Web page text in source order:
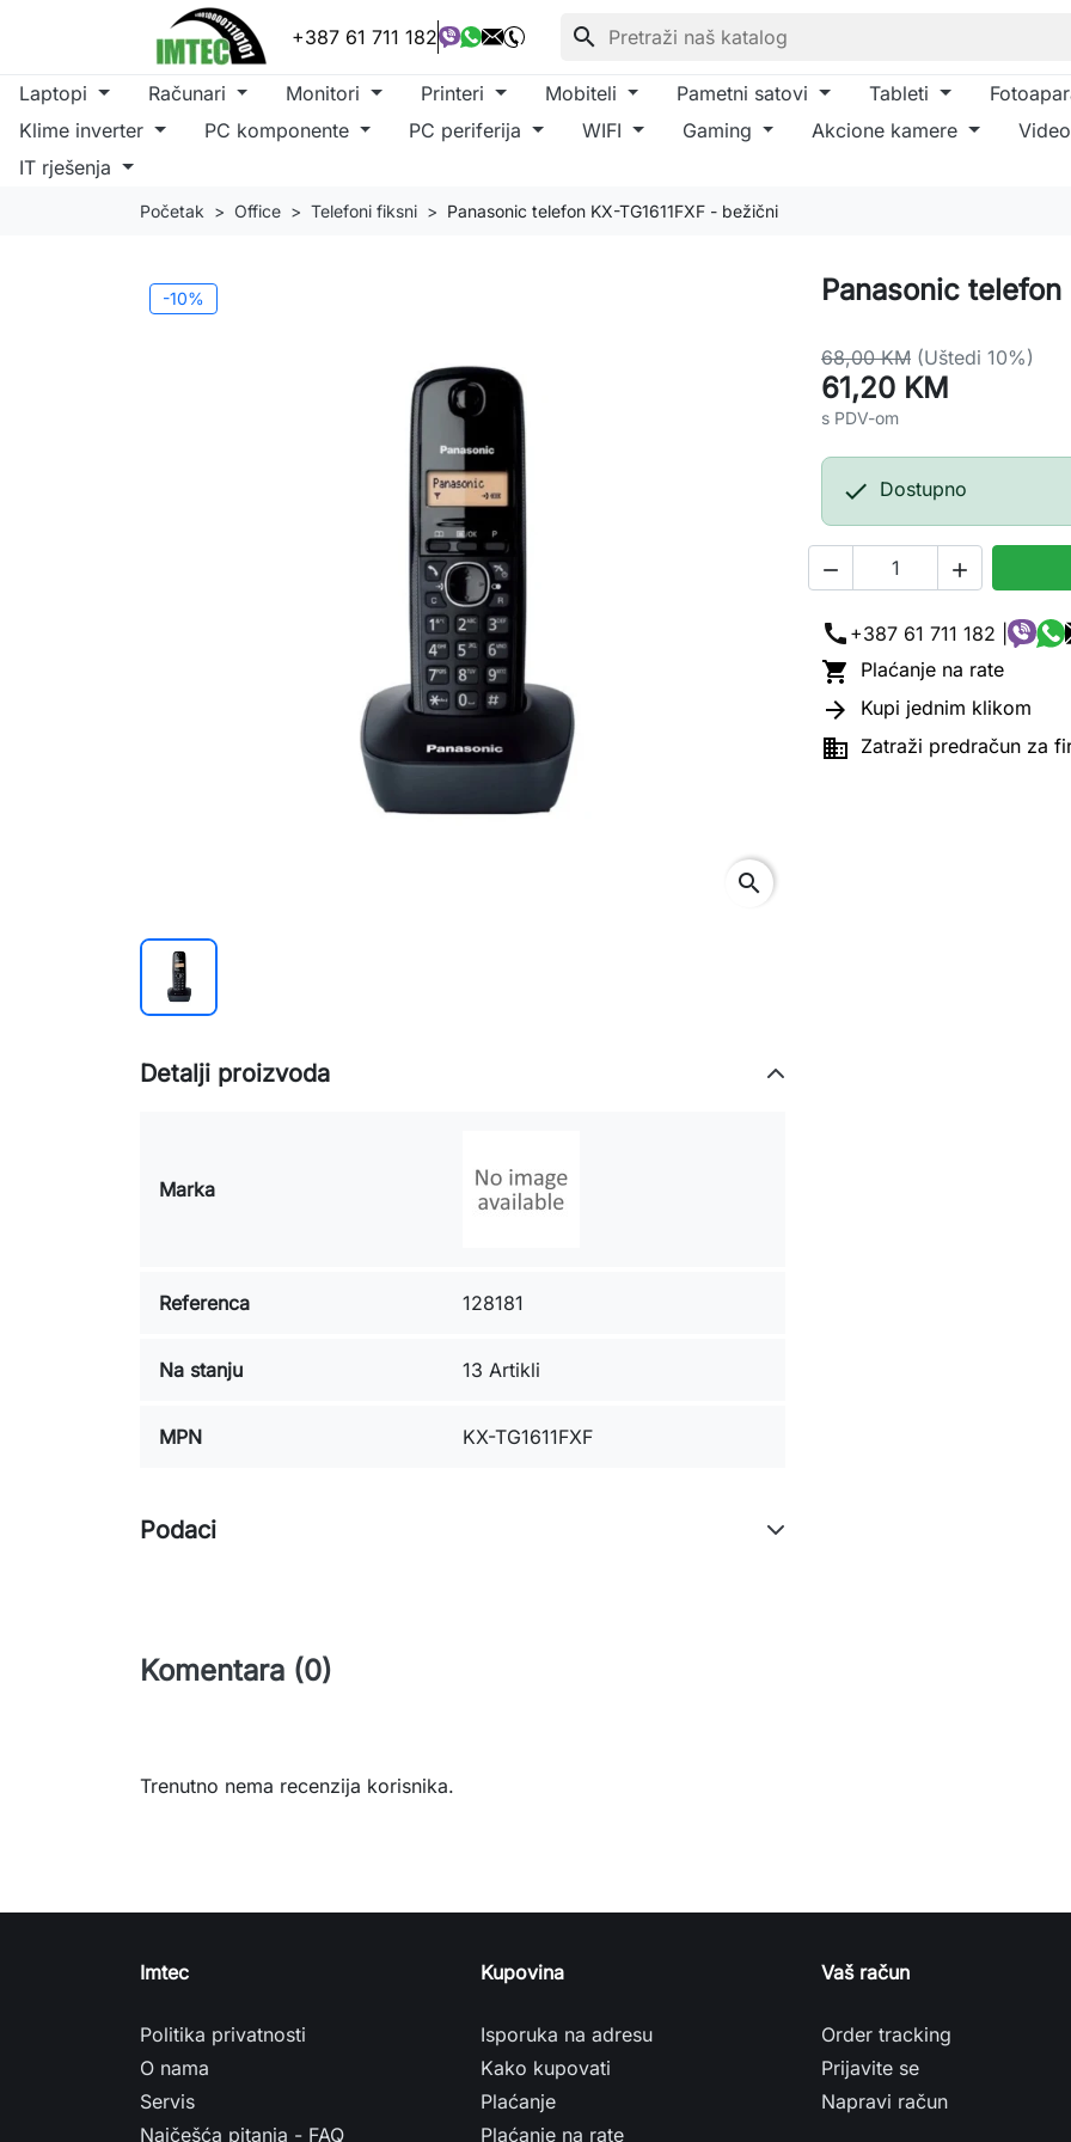
+387 61 711 182 search
Laptopi Računari Monitori Printeri Mobiteli Pametni satovi Tableti
Klime inverter
PC komponente PC periferija WIFI Gaming Akcione kamere
IT rješenja
Početak Office Telefoni fiksni Panasonic telefon KX-TG1611FXF - bežični
-10%
search
Panasonic telefon
68,00 KM (Uštedi 10%)
61,20 KM
s PDV-om
 Dostupno
 
call +387 61 711 182 |
 Plaćanje na rate
 Kupi jednim klikom
 Zatraži predračun za
Detalji proizvoda
Marka
Referenca 128181
Na stanju 13 Artikli
MPN KX-TG1611FXF
Podaci
Komentara (0)
Trenutno nema recenzija korisnika.
Imtec
Politika privatnosti
O nama
Servis
Najčešća pitanja - FAQ
Kupovina
Isporuka na adresu
Kako kupovati
Plaćanje
Plaćanje na rate
Vaš račun
Order tracking
Prijavite se
Napravi račun